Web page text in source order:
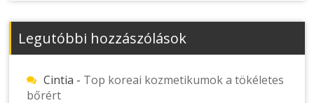
Legutóbbi hozzászólások
Cintia - Top koreai kozmetikumok a tökéletes
bőrért